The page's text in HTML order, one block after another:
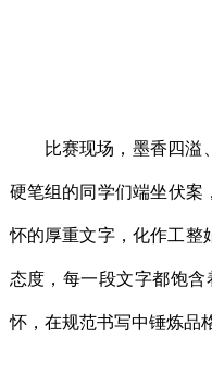
比赛现场，墨香四溢
硬笔组的同学们端坐伏案
怀的厚重文字，化作工整
态度，每一段文字都饱
怀，在规范书写中锤炼品